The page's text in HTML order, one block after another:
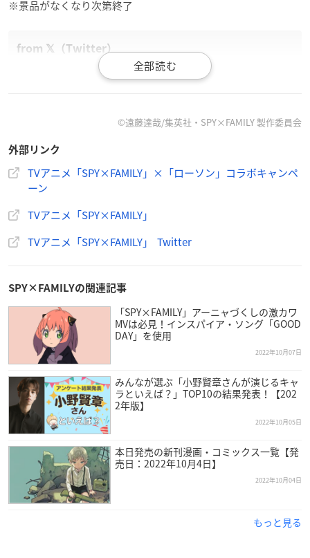
※景品がなくなり次第終了
コラボ開始🎊✨
オリジナルグッズがもらえるキャンペーンや、
オリジナル商品も登場
ぜひお近くのローソンにお立ちより下さい🙏
パイファミリー pic.twitter.com/eBWwY2Y7UO
— 『SPY×FAMILY（スパイファミリー）』アニメ公式 (@sp
©遠藤達哉/集英社・SPY×FAMILY 製作委員会
外部リンク
TVアニメ「SPY×FAMILY」×「ローソン」コラボキャンペ
ーン
TVアニメ「SPY×FAMILY」
TVアニメ「SPY×FAMILY」 Twitter
SPY×FAMILYの関連記事
「SPY×FAMILY」アーニャづくしの激カワ
MVは必見！インスパイア・ソング「GOOD
DAY」を使用
2022年10月07日
みんなが選ぶ「小野賢章さんが演じるキャ
ラといえば？」TOP10の結果発表！【202
2年版】
2022年10月05日
本日発売の新刊漫画・コミックス一覧【発
売日：2022年10月4日】
2022年10月04日
もっと見る